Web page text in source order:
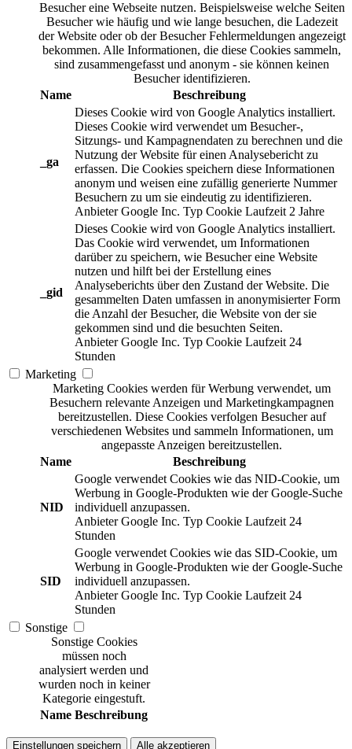
Besucher eine Webseite nutzen. Beispielsweise welche Seiten
Besucher wie häufig und wie lange besuchen, die Ladezeit
der Website oder ob der Besucher Fehlermeldungen angezeigt
bekommen. Alle Informationen, die diese Cookies sammeln,
sind zusammengefasst und anonym - sie können keinen
Besucher identifizieren.
Name
Beschreibung
_ga
Dieses Cookie wird von Google Analytics installiert.
Dieses Cookie wird verwendet um Besucher-,
Sitzungs- und Kampagnendaten zu berechnen und die
Nutzung der Website für einen Analysebericht zu
erfassen. Die Cookies speichern diese Informationen
anonym und weisen eine zufällig generierte Nummer
Besuchern zu um sie eindeutig zu identifizieren.
Anbieter Google Inc. Typ Cookie Laufzeit 2 Jahre
_gid
Dieses Cookie wird von Google Analytics installiert.
Das Cookie wird verwendet, um Informationen
darüber zu speichern, wie Besucher eine Website
nutzen und hilft bei der Erstellung eines
Analyseberichts über den Zustand der Website. Die
gesammelten Daten umfassen in anonymisierter Form
die Anzahl der Besucher, die Website von der sie
gekommen sind und die besuchten Seiten.
Anbieter Google Inc. Typ Cookie Laufzeit 24
Stunden
Marketing
Marketing Cookies werden für Werbung verwendet, um
Besuchern relevante Anzeigen und Marketingkampagnen
bereitzustellen. Diese Cookies verfolgen Besucher auf
verschiedenen Websites und sammeln Informationen, um
angepasste Anzeigen bereitzustellen.
Name
Beschreibung
NID
Google verwendet Cookies wie das NID-Cookie, um
Werbung in Google-Produkten wie der Google-Suche
individuell anzupassen.
Anbieter Google Inc. Typ Cookie Laufzeit 24
Stunden
SID
Google verwendet Cookies wie das SID-Cookie, um
Werbung in Google-Produkten wie der Google-Suche
individuell anzupassen.
Anbieter Google Inc. Typ Cookie Laufzeit 24
Stunden
Sonstige
Sonstige Cookies
müssen noch
analysiert werden und
wurden noch in keiner
Kategorie eingestuft.
Name Beschreibung
Einstellungen speichern Alle akzeptieren